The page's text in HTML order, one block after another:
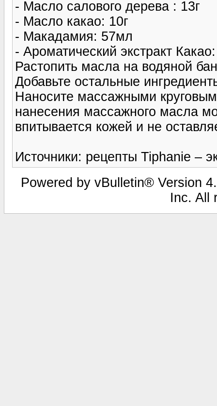
- Масло салового дерева : 13г
- Масло какао: 10г
- Макадамия: 57мл
- Ароматический экстракт
Растопить масла на водяной
Добавьте остальные
Наносите массажными
нанесения массажного масла
впитывается кожей и не
Источники: рецепты Tiphanie –
Powered by vBulletin® Version
Inc. All